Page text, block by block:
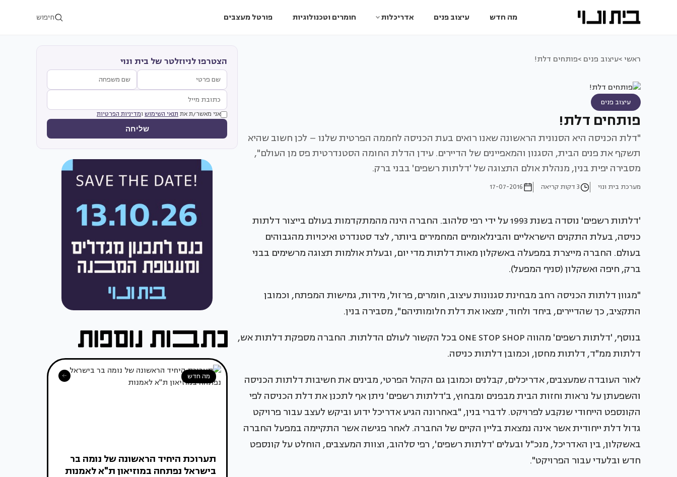
מה חדש עיצוב פנים אדריכלות חומרים וטכנולוגיות פורטל מעצבים חיפוש
ראשי >עיצוב פנים >פותחים דלת!
עיצוב פנים
פותחים דלת!
"דלת הכניסה היא הסנונית הראשונה שאנו רואים בעת הכניסה לחממה הפרטית שלנו – לכן חשוב שהיא
תשקף את פנים הבית, הסגנון והמאפיינים של הדיירים. עידן הדלת החומה הסטנדרטית פס מן העולם",
מסבירה יפית בנין, מנהלת אולם התצוגה של 'דלתות רשפים' בבני ברק.
מערכת בית ונוי 3 דקות קריאה 17-07-2016
'דלתות רשפים' נוסדה בשנת 1993 על ידי רפי סלהוב. החברה הינה מהמתקדמות בעולם בייצור דלתות
כניסה, בעלת התקנים הישראליים והבינלאומיים המחמירים ביותר, לצד סטנדרט ואיכויות מהגבוהים
בעולם. החברה מייצרת במפעלה באשקלון מאות דלתות מדי יום, ובעלת אולמות תצוגה מרשימים בבני
ברק, חיפה ואשקלון (סניף המפעל).
"מגוון דלתות הכניסה רחב מבחינת סגנונות עיצוב, חומרים, פרזול, מידות, גמישות המפתח, וכמובן
התקציב, כך שהדיירים, ביחד ולחוד, ימצאו את דלת חלומותיהם", מסבירה בנין.
בנוסף, 'דלתות רשפים' מהווה ONE STOP SHOP בכל הקשור לעולם הדלתות. החברה מספקת דלתות אש,
דלתות ממ"ד, דלתות מחסן, וכמובן דלתות כניסה.
לאור העובדה שמעצבים, אדריכלים, קבלנים וכמובן גם הקהל הפרטי, מבינים את חשיבות דלתות הכניסה
והשפעתן על נראות וחזות הבית מבפנים ומבחוץ, ב'דלתות רשפים' ניתן אף לתכנן את דלת הכניסה לפי
הקונספט הייחודי שנקבע לפרויקט. לדברי בנין, "באחרונה הגיע אדריכל ידוע וביקש לעצב עבור פרויקט
גדול דלת ייחודית אשר אינה נמצאת בליין הקיים של החברה. לאחר פגישה אשר התקיימה במפעל החברה
באשקלון, בין האדריכל, מנכ"ל ובעלים 'דלתות רשפים', רפי סלהוב, וצוות המעצבים, הוחלט על קונספט
חדש ובלעדי עבור הפרויקט".
הצטרפו לניוזלטר של בית ונוי
אני מאשר/ת את תנאי השימוש ומדיניות הפרטיות
שליחה
מה חדש
תערוכת היחיד הראשונה של נומה בר
בישראל נפתחה במוזיאון ת"א לאמנות